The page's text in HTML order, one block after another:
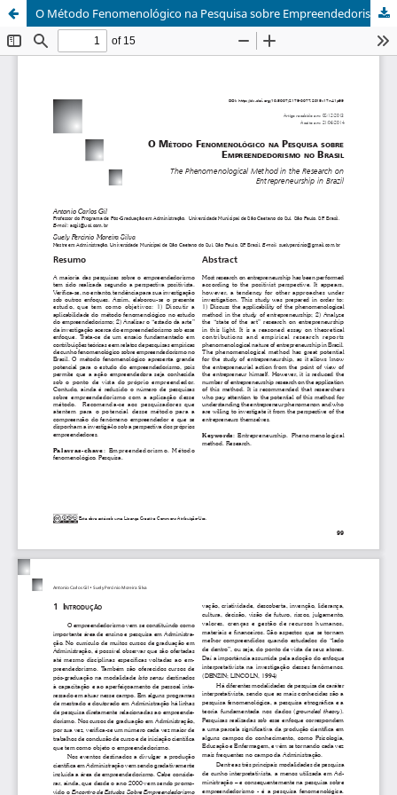
O Método Fenomenológico na Pesquisa sobre Empreendedorismo no Brasil